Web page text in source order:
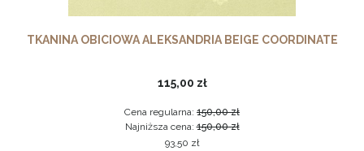
TKANINA OBICIOWA ALEKSANDRIA BEIGE COORDINATE
115,00 zł
Cena regularna: 150,00 zł
Najniższa cena:150,00 zł
93,50 zł